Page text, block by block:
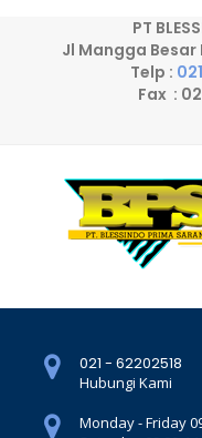
PT
Jl Mangga Besar
Telp :
Fax :
021 - 62202518
Hubungi Kami
Monday - Friday